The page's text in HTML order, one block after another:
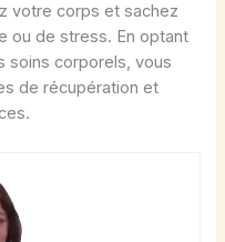
votre corps et sachez
ou de stress. En optant
soins corporels, vous
de récupération et